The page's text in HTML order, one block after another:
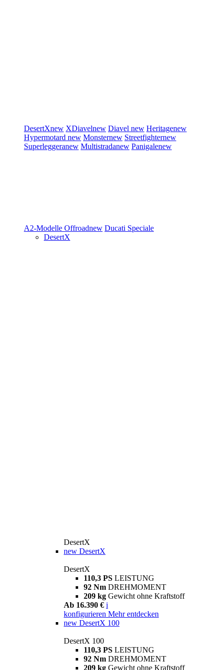
DesertXnew XDiavelnew Diavel new Heritagenew
Hypermotard new Monsternew Streetfighternew
Superleggeranew Multistradanew Panigalenew
A2-Modelle Offroadnew Ducati Speciale
DesertX
DesertX
new DesertX
DesertX
110,3 PS LEISTUNG
92 Nm DREHMOMENT
209 kg Gewicht ohne Kraftstoff
Ab 16.390 € i
konfigurieren Mehr entdecken
new DesertX 100
DesertX 100
110,3 PS LEISTUNG
92 Nm DREHMOMENT
209 kg Gewicht ohne Kraftstoff